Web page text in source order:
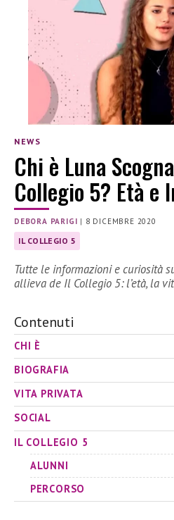
NEWS
Chi è Luna
Collegio 5? Età e
DEBORA PARIGI | 8 DICEMBRE 2020
IL COLLEGIO 5
Tutte le informazioni e curiosità
allieva de Il Collegio 5: l’età, la
Contenuti
CHI È
BIOGRAFIA
VITA PRIVATA
SOCIAL
IL COLLEGIO 5
ALUNNI
PERCORSO